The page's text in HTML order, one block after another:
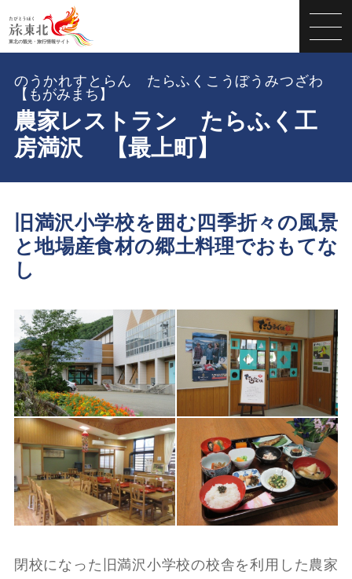
農家レストラン たらふく工
房満沢 【最上町】
のうかれすとらん たらふくこうぼうみつざわ
【もがみまち】
旧満沢小学校を囲む四季折々の風景
と地場産食材の郷土料理でおもてな
し
閉校になった旧満沢小学校の校舎を利用した農家